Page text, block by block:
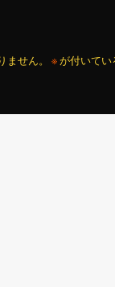
せん。 ※が付いてい